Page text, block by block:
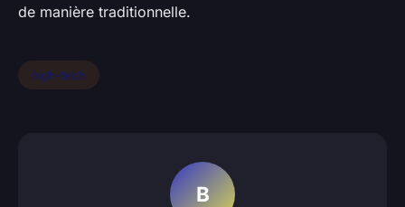
de manière traditionnelle.
high-tech
B